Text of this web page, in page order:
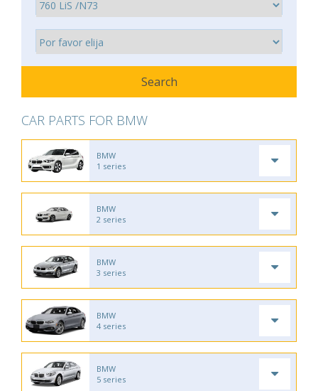
CAR PARTS FOR BMW
BMW
1 series
BMW
2 series
BMW
3 series
BMW
4 series
BMW
5 series